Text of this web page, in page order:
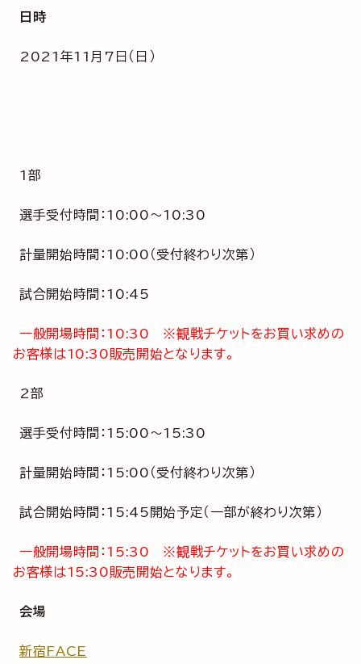
日時
2021年11月7日（日）
1部
選手受付時間：10:00～10:30
計量開始時間：10:00（受付終わり次第）
試合開始時間：10:45
一般開場時間：10:30 ※観戦チケットをお買い求めの
お客様は10:30販売開始となります。
2部
選手受付時間：15:00～15:30
計量開始時間：15:00（受付終わり次第）
試合開始時間：15:45開始予定（一部が終わり次第）
一般開場時間：15:30 ※観戦チケットをお買い求めの
お客様は15:30販売開始となります。
会場
新宿FACE